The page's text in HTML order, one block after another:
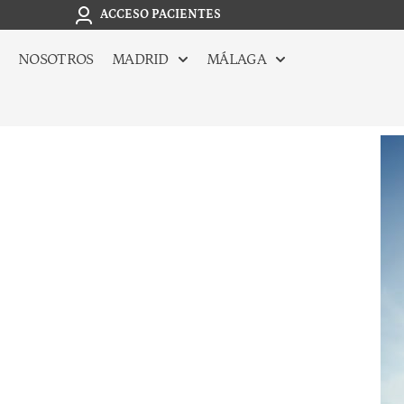
ACCESO PACIENTES
NOSOTROS MADRID MÁLAGA